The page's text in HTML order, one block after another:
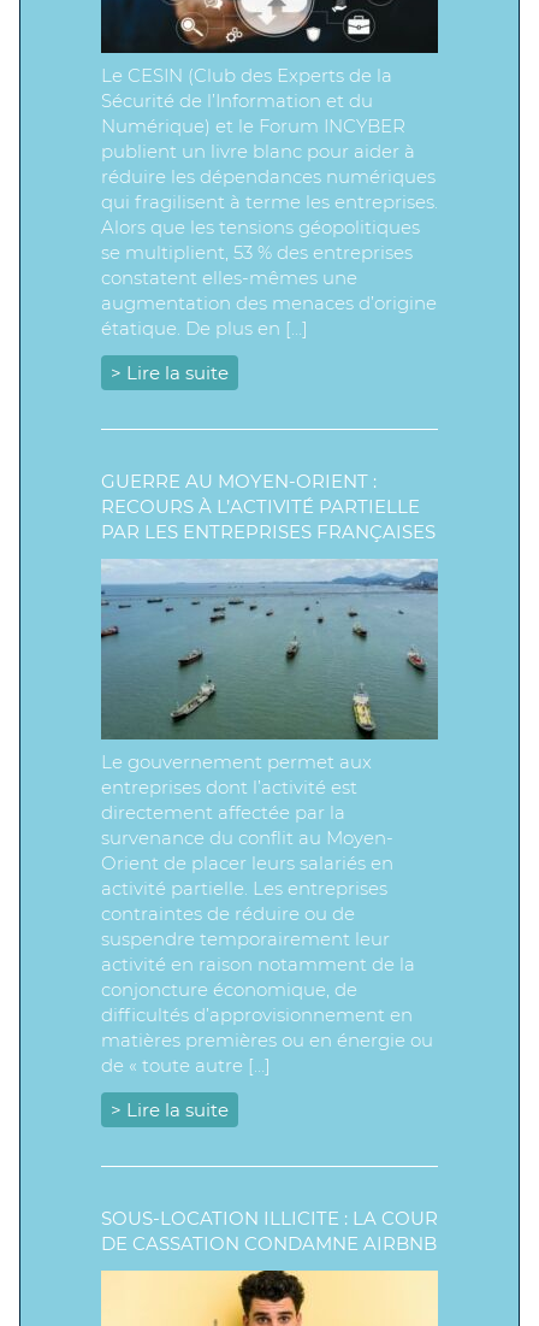
Le CESIN (Club des Experts de la
Sécurité de l’Information et du
Numérique) et le Forum INCYBER
publient un livre blanc pour aider à
réduire les dépendances numériques
qui fragilisent à terme les entreprises.
Alors que les tensions géopolitiques
se multiplient, 53 % des entreprises
constatent elles-mêmes une
augmentation des menaces d’origine
étatique. De plus en […]
> Lire la suite
GUERRE AU MOYEN-ORIENT :
RECOURS À L’ACTIVITÉ PARTIELLE
PAR LES ENTREPRISES FRANÇAISES
Le gouvernement permet aux
entreprises dont l’activité est
directement affectée par la
survenance du conflit au Moyen-
Orient de placer leurs salariés en
activité partielle. Les entreprises
contraintes de réduire ou de
suspendre temporairement leur
activité en raison notamment de la
conjoncture économique, de
difficultés d’approvisionnement en
matières premières ou en énergie ou
de « toute autre […]
> Lire la suite
SOUS-LOCATION ILLICITE : LA COUR
DE CASSATION CONDAMNE AIRBNB